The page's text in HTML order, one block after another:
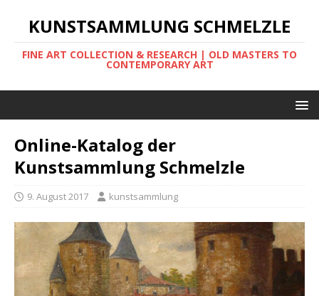
KUNSTSAMMLUNG SCHMELZLE
FINE ART COLLECTION & RESEARCH | OLD MASTERS TO
CONTEMPORARY ART
Online-Katalog der
Kunstsammlung Schmelzle
9. August 2017 kunstsammlung